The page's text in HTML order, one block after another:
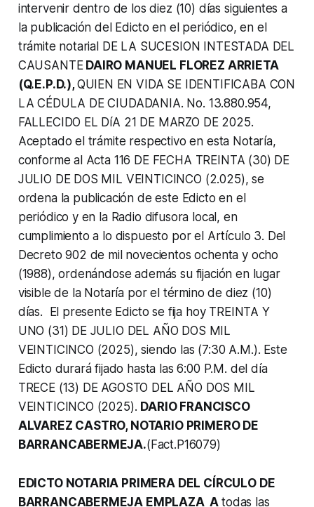
intervenir dentro de los diez (10) días siguientes a
la publicación del Edicto en el periódico, en el
trámite notarial DE LA SUCESION INTESTADA DEL
CAUSANTE DAIRO MANUEL FLOREZ ARRIETA
(Q.E.P.D.),QUIEN EN VIDA SE IDENTIFICABA CON
LA CÉDULA DE CIUDADANIA. No. 13.880.954,
FALLECIDO EL DíA 21 DE MARZO DE 2025.
Aceptado el trámite respectivo en esta Notaría,
conforme al Acta 116 DE FECHA TREINTA (30) DE
JULIO DE DOS MIL VEINTICINCO (2.025), se
ordena la publicación de este Edicto en el
periódico y en la Radio difusora local, en
cumplimiento a lo dispuesto por el Artículo 3. Del
Decreto 902 de mil novecientos ochenta y ocho
(1988), ordenándose además su fijación en lugar
visible de la Notaría por el término de diez (10)
días. El presente Edicto se fija hoy TREINTA Y
UNO (31) DE JULIO DEL AÑO DOS MIL
VEINTICINCO (2025), siendo las (7:30 A.M.). Este
Edicto durará fijado hasta las 6:00 P.M. del día
TRECE (13) DE AGOSTO DEL AÑO DOS MIL
VEINTICINCO (2025). DARIO FRANCISCO
ALVAREZ CASTRO, NOTARIO PRIMERO DE
BARRANCABERMEJA.(Fact.P16079)
EDICTO NOTARIA PRIMERA DEL CÍRCULO DE
BARRANCABERMEJA EMPLAZA Atodas las